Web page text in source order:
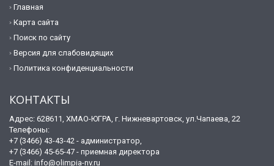
Главная
Карта сайта
Поиск по сайту
Версия для слабовидящих
Политика конфиденциальности
КОНТАКТЫ
Адрес: 628611, ХМАО-ЮГРА, г. Нижневартовск, ул.Чапаева, 22
Телефоны:
+7 (3466) 43-43-42 - администратор,
+7 (3466) 45-65-47 - приемная директора
E-mail: info@olimpia-nv.ru